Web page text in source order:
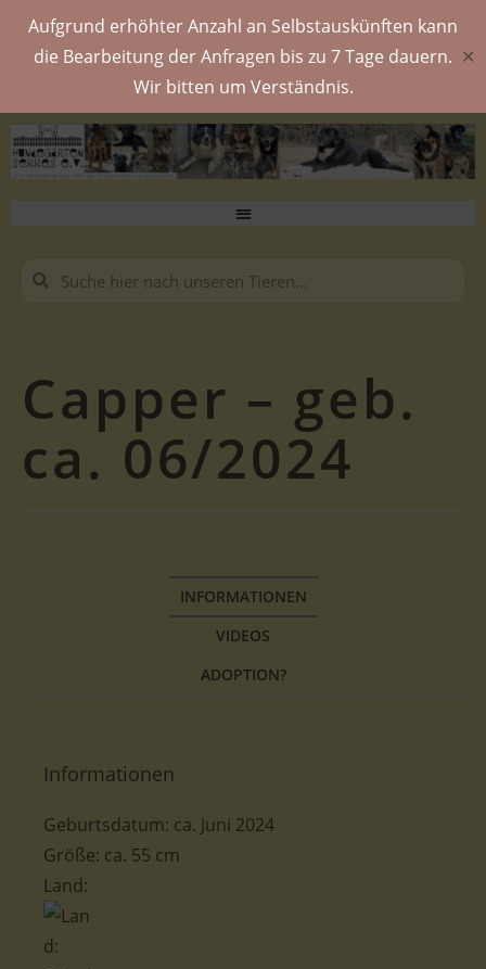
Aufgrund erhöhter Anzahl an Selbstauskünften kann
die Bearbeitung der Anfragen bis zu 7 Tage dauern.
Wir bitten um Verständnis.
✕
Capper – geb.
ca. 06/2024
INFORMATIONEN
VIDEOS
ADOPTION?
Informationen
Geburtsdatum: ca. Juni 2024
Größe: ca. 55 cm
Land: